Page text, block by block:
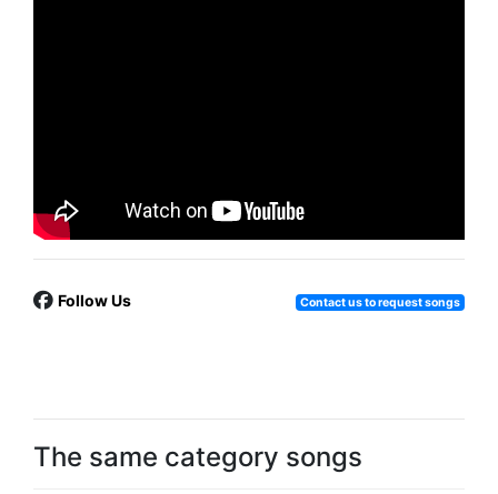
Follow Us Contact us to request songs
The same category songs